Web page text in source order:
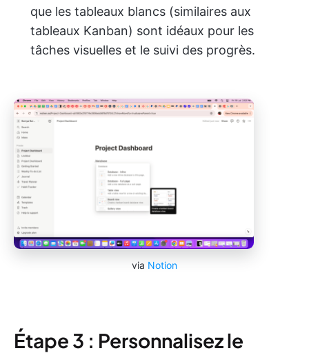
que les tableaux blancs (similaires aux
tableaux Kanban) sont idéaux pour les
tâches visuelles et le suivi des progrès.
via Notion
Étape 3 : Personnalisez le